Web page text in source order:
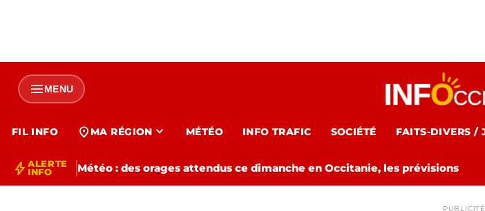
menuMENU
FIL INFO location_on MA RÉGION expand_more MÉTÉO INFO TRAFIC SOCIÉTÉ FAITS-DIVERS /
bolt ALERTE
INFO
Météo : des orages attendus ce dimanche en Occitanie, les prévisions
PUBLICITÉ